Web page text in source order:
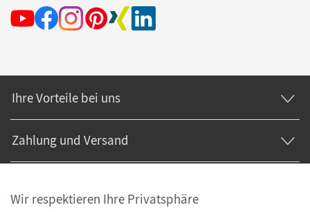
Ihre Vorteile bei uns
Zahlung und Versand
Wir respektieren Ihre Privatsphäre